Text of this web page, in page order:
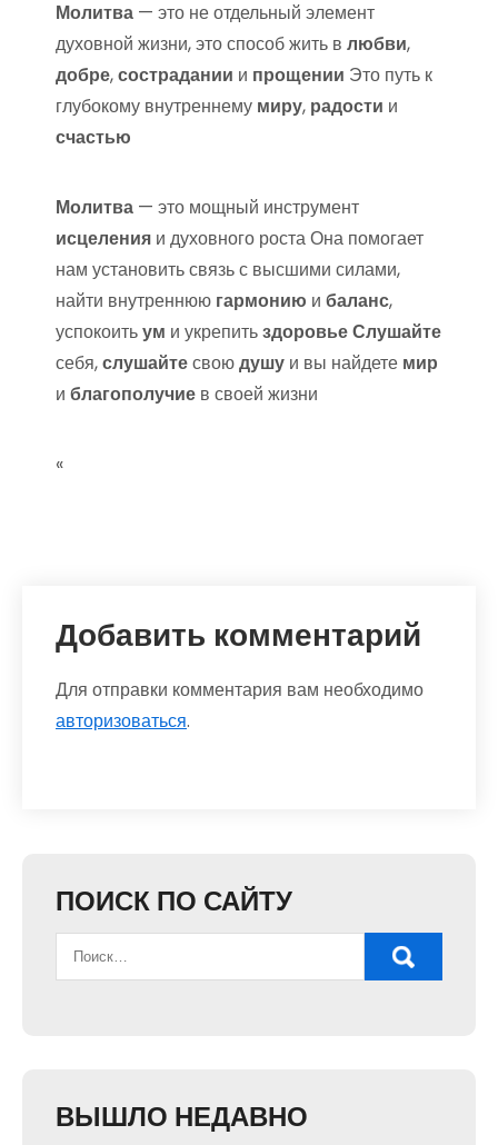
Молитва — это не отдельный элемент
духовной жизни, это способ жить в любви,
добре,сострадании и прощении Это путь к
глубокому внутреннему миру, радости и
счастью
Молитва — это мощный инструмент
исцеления и духовного роста Она помогает
нам установить связь с высшими силами,
найти внутреннюю гармонию и баланс,
успокоитьум и укрепитьздоровьеСлушайте
себя,слушайтесвоюдушу и вы найдете мир
и благополучие в своей жизни
«
Добавить комментарий
Для отправки комментария вам необходимо
авторизоваться.
ПОИСК ПО САЙТУ
ВЫШЛО НЕДАВНО